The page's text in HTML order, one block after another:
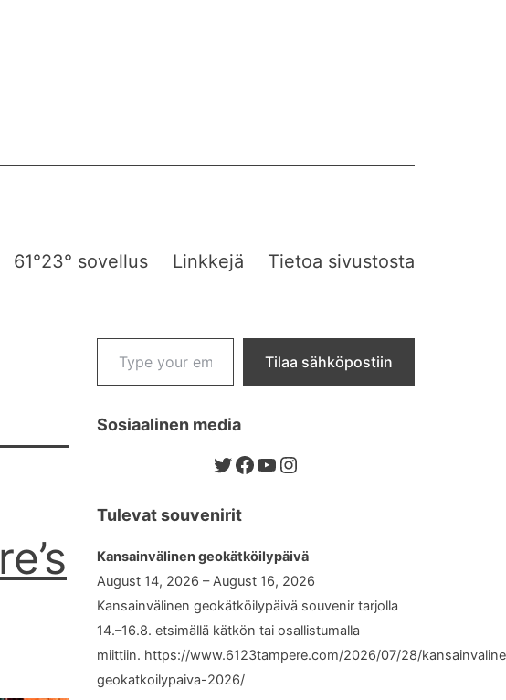
61°23° sovellus Linkkejä Tietoa sivustosta
Type your email…
Tilaa sähköpostiin
Sosiaalinen media
Twitter
Facebook
YouTube
Instagram
Tulevat souvenirit
Kansainvälinen geokätköilypäivä
August 14, 2026 – August 16, 2026
Kansainvälinen geokätköilypäivä souvenir tarjolla
14.–16.8. etsimällä kätkön tai osallistumalla
miittiin. https://www.6123tampere.com/2026/07/28/
geokatkoilypaiva-2026/